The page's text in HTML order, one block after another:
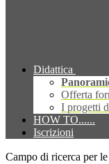
Didattica
Offerta
I progetti
HOW TO......
Iscrizioni
Campo di ricerca per